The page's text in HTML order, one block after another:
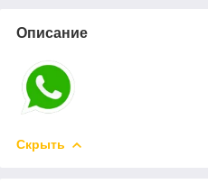
Описание
Скрыть